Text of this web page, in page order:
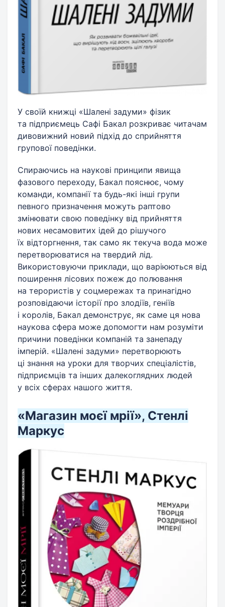
У своїй книжці «Шалені задуми» фізик
та підприємець Сафі Бакал розкриває читачам
дивовижний новий підхід до сприйняття
групової поведінки.
Спираючись на наукові принципи явища
фазового переходу, Бакал пояснює, чому
команди, компанії та будь-які інші групи
певного призначення можуть раптово
змінювати свою поведінку від прийняття
нових несамовитих ідей до рішучого
їх відторгнення, так само як текуча вода може
перетворюватися на твердий лід.
Використовуючи приклади, що варіюються від
поширення лісових пожеж до полювання
на терористів у соцмережах та принагідно
розповідаючи історії про злодіїв, геніїв
і королів, Бакал демонструє, як саме ця нова
наукова сфера може допомогти нам розуміти
причини поведінки компаній та занепаду
імперій. «Шалені задуми» перетворюють
ці знання на уроки для творчих спеціалістів,
підприємців та інших далекоглядних людей
у всіх сферах нашого життя.
«Магазин моєї мрії», Стенлі
Маркус